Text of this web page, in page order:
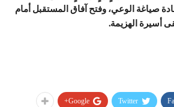
صياغة الوعي، وفتح آفاق المستقبل أمام
أسيرة الهزيمة.
Twitter
Google+